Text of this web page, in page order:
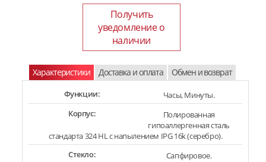
Получить
уведомление о
наличии
Характеристики Доставка и оплата Обмен и возврат
Функции:
Часы, Минуты.
Корпус:
Полированная
гипоаллергенная сталь
стандарта 324 HL с напылением IPG 16k (серебро).
Стекло:
Сапфировое.